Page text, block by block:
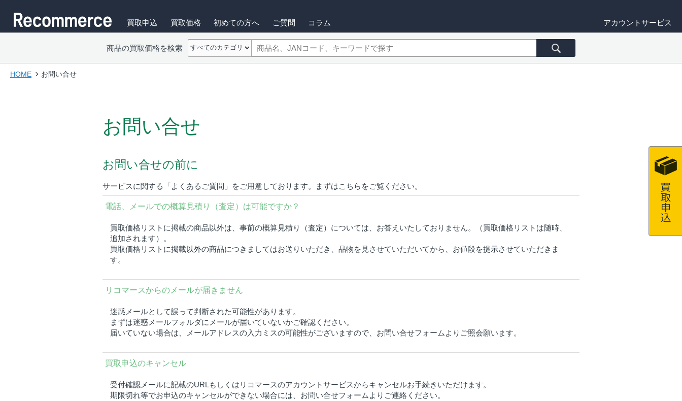
アカウントサービス
買取申込 買取価格 初めての方へ ご質問 コラム
商品の買取価格を検索
HOME お問い合せ
お問い合せ
お問い合せの前に
サービスに関する「よくあるご質問」をご用意しております。まずはこちらをご覧ください。
電話、メールでの概算見積り（査定）は可能ですか？
買取価格リストに掲載の商品以外は、事前の概算見積り（査定）については、お答えいたしておりません。（買取価格リストは随時、
追加されます）。
買取価格リストに掲載以外の商品につきましてはお送りいただき、品物を見させていただいてから、お値段を提示させていただきま
す。
リコマースからのメールが届きません
迷惑メールとして誤って判断された可能性があります。
まずは迷惑メールフォルダにメールが届いていないかご確認ください。
届いていない場合は、メールアドレスの入力ミスの可能性がございますので、お問い合せフォームよりご照会願います。
買取申込のキャンセル
受付確認メールに記載のURLもしくはリコマースのアカウントサービスからキャンセルお手続きいただけます。
期限切れ等でお申込のキャンセルができない場合には、お問い合せフォームよりご連絡ください。